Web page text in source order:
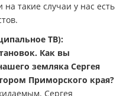
такие случаи у нас есть
ТВ):
Как вы
земляка Сергея
Приморского края?
Сергея